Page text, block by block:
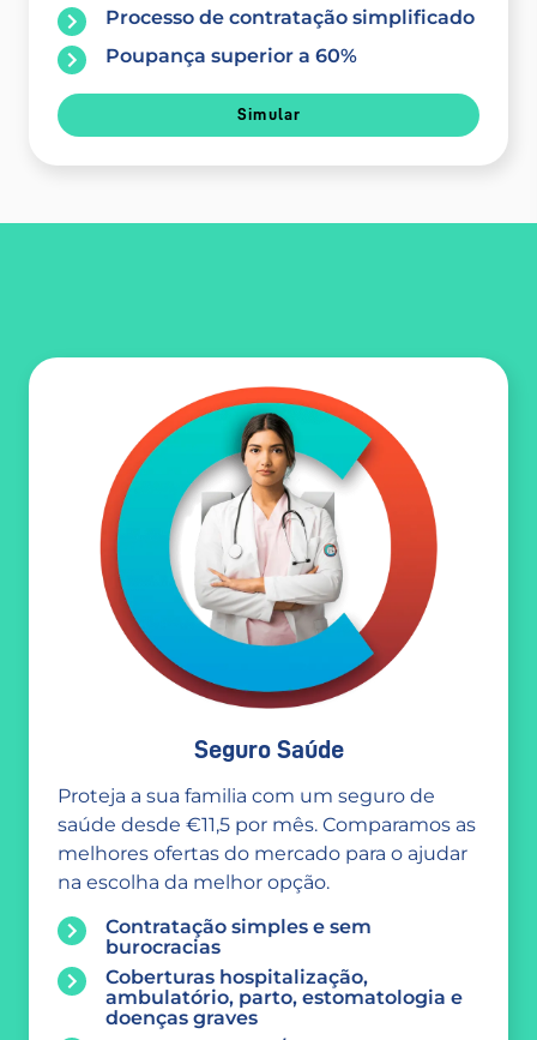
Processo de contratação simplificado
Poupança superior a 60%
Simular
Seguro Saúde
Proteja a sua familia com um seguro de
saúde desde €11,5 por mês. Comparamos as
melhores ofertas do mercado para o ajudar
na escolha da melhor opção.
Contratação simples e sem
burocracias
Coberturas hospitalização,
ambulatório, parto, estomatologia e
doenças graves